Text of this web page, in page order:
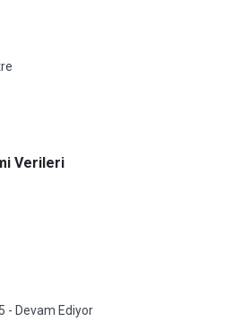
Verileri
- Devam Ediyor